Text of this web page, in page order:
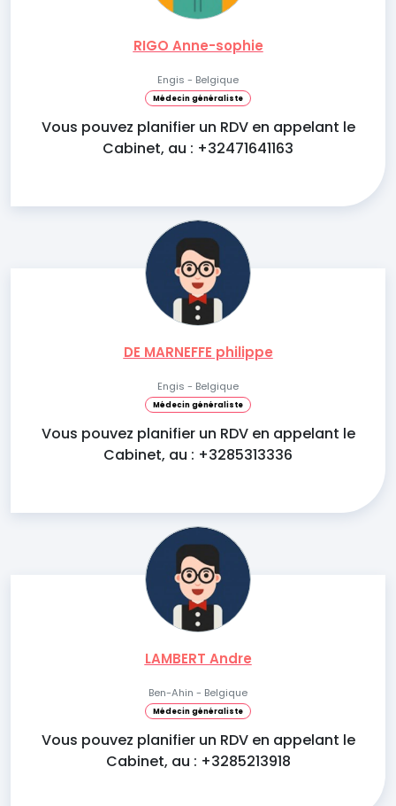
RIGO Anne-sophie
Engis - Belgique
Médecin généraliste
Vous pouvez planifier un RDV en appelant le
Cabinet, au : +32471641163
DE MARNEFFE philippe
Engis - Belgique
Médecin généraliste
Vous pouvez planifier un RDV en appelant le
Cabinet, au : +3285313336
LAMBERT Andre
Ben-Ahin - Belgique
Médecin généraliste
Vous pouvez planifier un RDV en appelant le
Cabinet, au : +3285213918